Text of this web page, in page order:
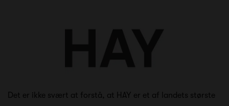
Det er ikke svært at forstå, at HAY er et af landets største